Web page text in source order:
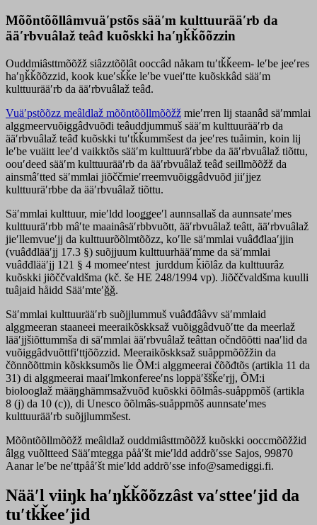
Mõõntõõllâmvuäʹpstõs sääʹm kulttuurääʹrb da
ääʹrbvuâlaž teâđ kuõskki haʹŋǩǩõõzzin
Ouddmiâsttmõõžž siâzztõõlât ooccâd nåkam tuʹtǩǩeem- leʹbe jeeʹres
haʹŋǩǩõõzzid, kook kueʹsǩǩe leʹbe vueiʹtte kuõskkâd sääʹm
kulttuurääʹrb da ääʹrbvuâlaž teâđ.
Vuäʹpstõõzz meâldlaž mõõntõõllmõõžž mieʹrren lij staanâd säʹmmlai
alggmeervuõiggâdvuõđi teâuddjummuš sääʹm kulttuurääʹrb da
ääʹrbvuâlaž teâđ kuõskki tuʹtǩǩummšest da jeeʹres tuåimin, koin lij
leʹbe vuäitt leeʹd vaikktõs sääʹm kulttuuräʹrbbe da ääʹrbvuâlaž tiõttu,
oouʹdeed sääʹm kulttuurääʹrb da ääʹrbvuâlaž teâđ seillmõõžž da
ainsmâʹtted säʹmmlai jiõččmieʹrreemvuõiggâdvuõđ jiiʹjjez
kulttuuräʹrbbe da ääʹrbvuâlaž tiõttu.
Säʹmmlai kulttuur, mieʹldd looǥǥeeʹl aunnsallaš da aunnsateʹmes
kulttuuräʹrbb mâʹte maainâsäʹrbbvuõtt, ääʹrbvuâlaž teâtt, ääʹrbvuâlaž
jieʹllemvueʹjj da kulttuurõõlmtõõzz, koʹlle säʹmmlai vuâđđlaaʹjjin
(vuâđđlääʹjj 17.3 §) suõjjuum kulttuurhääʹmme da säʹmmlai
vuâđđlääʹjj 121 § 4 momeeʹntest jurddum ǩiõlâz da kulttuurâz
kuõskki jiõččvaldšma (kč. še HE 248/1994 vp). Jiõččvaldšma kuulli
tuâjaid håidd Sääʹmteʹǧǧ.
Säʹmmlai kulttuurääʹrb suõjjlummuš vuâđđââvv säʹmmlaid
alggmeeran staaneei meeraikõskksaž vuõiggâdvuõʹtte da meerlaž
lääʹjjšiõttummša di säʹmmlai ääʹrbvuâlaž teâttan očndõõtti naaʹlid da
vuõiggâdvuõttfiʹttjõõzzid. Meeraikõskksaž suåppmõõžžin da
čõnnõõttmin kõskksumõs lie ÕM:i alggmeerai čõõđtõs (artikla 11 da
31) di alggmeerai maaiʹlmkonfereeʹns loppäʹššǩeʹrjj, ÕM:i
biolooglaž määŋghämmsažvuõđ kuõskki õõlmâs-suåppmõš (artikla
8 (j) da 10 (c)), di Unesco õõlmâs-suåppmõš aunnsateʹmes
kulttuurääʹrb suõjjlummšest.
Mõõntõõllmõõžž meâldlaž ouddmiâsttmõõžž kuõskki ooccmõõžžid
âlgg vuõltteed Sääʹmtegga pååʹšt mieʹldd addrõʹsse Sajos, 99870
Aanar leʹbe neʹttpååʹšt mieʹldd addrõʹsse info@samediggi.fi.
Nääʹl viiŋk haʹŋǩǩõõzzâst vaʹstteeʹjid da
tuʹtǩǩeeʹjid